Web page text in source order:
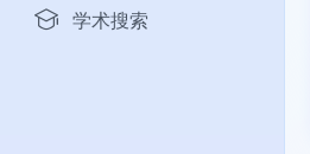
学术搜索